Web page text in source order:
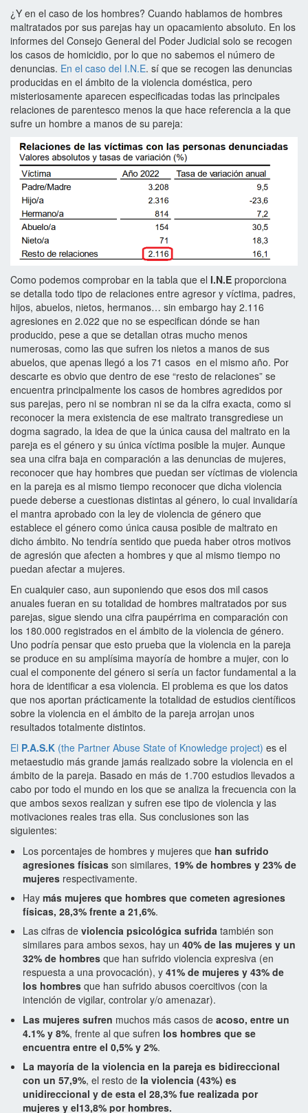
¿Y en el caso de los hombres? Cuando hablamos de hombres
maltratados por sus parejas hay un opacamiento absoluto. En los
informes del Consejo General del Poder Judicial solo se recogen
los casos de homicidio, por lo que no sabemos el número de
denuncias. En el caso del I.N.E. sí que se recogen las denuncias
producidas en el ámbito de la violencia doméstica, pero
misteriosamente aparecen especificadas todas las principales
relaciones de parentesco menos la que hace referencia a la que
sufre un hombre a manos de su pareja:
Como podemos comprobar en la tabla que el I.N.E proporciona
se detalla todo tipo de relaciones entre agresor y víctima, padres,
hijos, abuelos, nietos, hermanos… sin embargo hay 2.116
agresiones en 2.022 que no se especifican dónde se han
producido, pese a que se detallan otras mucho menos
numerosas, como las que sufren los nietos a manos de sus
abuelos, que apenas llegó a los 71 casos en el mismo año. Por
descarte es obvio que dentro de ese “resto de relaciones” se
encuentra principalmente los casos de hombres agredidos por
sus parejas, pero ni se nombran ni se da la cifra exacta, como si
reconocer la mera existencia de ese maltrato transgrediese un
dogma sagrado, la idea de que la única causa del maltrato en la
pareja es el género y su única víctima posible la mujer. Aunque
sea una cifra baja en comparación a las denuncias de mujeres,
reconocer que hay hombres que puedan ser víctimas de violencia
en la pareja es al mismo tiempo reconocer que dicha violencia
puede deberse a cuestionas distintas al género, lo cual invalidaría
el mantra aprobado con la ley de violencia de género que
establece el género como única causa posible de maltrato en
dicho ámbito. No tendría sentido que pueda haber otros motivos
de agresión que afecten a hombres y que al mismo tiempo no
puedan afectar a mujeres.
En cualquier caso, aun suponiendo que esos dos mil casos
anuales fueran en su totalidad de hombres maltratados por sus
parejas, sigue siendo una cifra paupérrima en comparación con
los 180.000 registrados en el ámbito de la violencia de género.
Uno podría pensar que esto prueba que la violencia en la pareja
se produce en su amplísima mayoría de hombre a mujer, con lo
cual el componente del género si sería un factor fundamental a la
hora de identificar a esa violencia. El problema es que los datos
que nos aportan prácticamente la totalidad de estudios científicos
sobre la violencia en el ámbito de la pareja arrojan unos
resultados totalmente distintos.
El P.A.S.K (the Partner Abuse State of Knowledge project) es el
metaestudio más grande jamás realizado sobre la violencia en el
ámbito de la pareja. Basado en más de 1.700 estudios llevados a
cabo por todo el mundo en los que se analiza la frecuencia con la
que ambos sexos realizan y sufren ese tipo de violencia y las
motivaciones reales tras ella. Sus conclusiones son las
siguientes:
Los porcentajes de hombres y mujeres que han sufrido
agresiones físicas son similares, 19% de hombres y 23% de
mujeres respectivamente.
Hay más mujeres que hombres que cometen agresiones
físicas, 28,3% frente a 21,6%.
Las cifras de violencia psicológica sufrida también son
similares para ambos sexos, hay un40% de las mujeres y un
32% de hombres que han sufrido violencia expresiva (en
respuesta a una provocación), y 41% de mujeres y 43% de
los hombres que han sufrido abusos coercitivos (con la
intención de vigilar, controlar y/o amenazar).
Las mujeres sufren muchos más casos de acoso, entre un
4.1% y 8%, frente al que sufren los hombres que se
encuentra entre el 0,5% y 2%.
La mayoría de la violencia en la pareja es bidireccional
con un 57,9%, el resto de la violencia (43%) es
unidireccional y de esta el 28,3% fue realizada por
mujeres y el13,8% por hombres.